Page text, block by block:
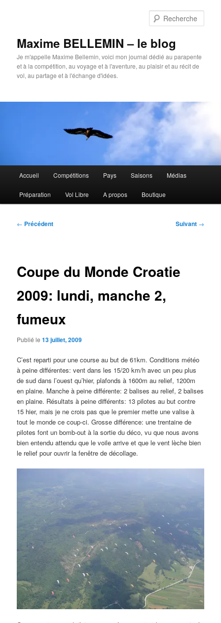
Maxime BELLEMIN – le blog
Je m'appelle Maxime Bellemin, voici mon journal dédié au parapente
et à la compétition, au voyage et à l'aventure, au plaisir et au récit de
vol, au partage et à l'échange d'idées.
principal
Accueil Compétitions Pays Saisons Médias
Préparation Vol Libre A propos Boutique
Navigation
← Précédent Suivant →
Coupe du Monde Croatie
2009: lundi, manche 2,
fumeux
Publié le13 juillet, 2009
C’est reparti pour une course au but de 61km. Conditions météo
à peine différentes: vent dans les 15/20 km/h avec un peu plus
de sud dans l’ouest qu’hier, plafonds à 1600m au relief, 1200m
en plaine. Manche à peine différente: 2 balises au relief, 2 balises
en plaine. Résultats à peine différents: 13 pilotes au but contre
15 hier, mais je ne crois pas que le premier mette une valise à
tout le monde ce coup-ci. Grosse différence: une trentaine de
pilotes font un bomb-out à la sortie du déco, vu que nous avons
bien entendu attendu que le voile arrive et que le vent lèche bien
le relief pour ouvrir la fenêtre de décollage.